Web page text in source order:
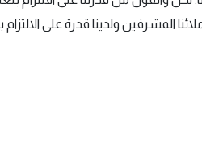
المشرفين ولدينا قدرة على الالتزام